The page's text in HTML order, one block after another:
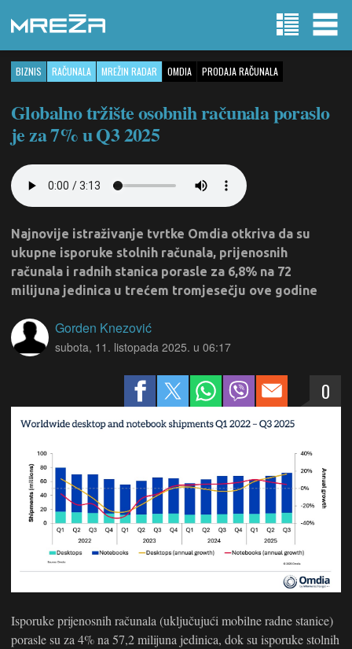
BIZNIS RAČUNALA MREŽIN RADAR OMDIA PRODAJA RAČUNALA
Globalno tržište osobnih računala poraslo
je za 7% u Q3 2025
Najnovije istraživanje tvrtke Omdia otkriva da su
ukupne isporuke stolnih računala, prijenosnih
računala i radnih stanica porasle za 6,8% na 72
milijuna jedinica u trećem tromjesečju ove godine
Gorden Knezović
subota, 11. listopada 2025. u 06:17
0
Isporuke prijenosnih računala (uključujući mobilne radne stanice)
porasle su za 4% na 57,2 milijuna jedinica, dok su isporuke stolnih